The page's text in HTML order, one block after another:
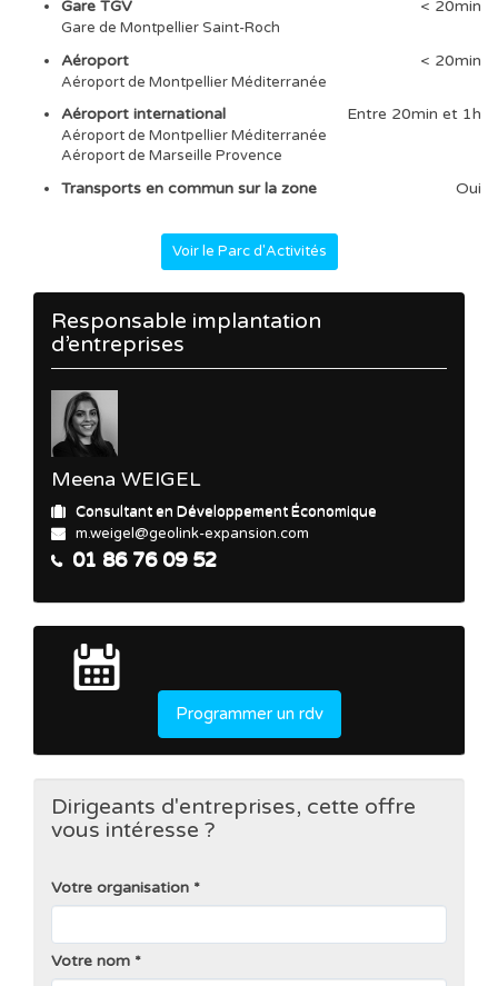
Gare TGV < 20min
Gare de Montpellier Saint-Roch
Aéroport < 20min
Aéroport de Montpellier Méditerranée
Aéroport international Entre 20min et 1h
Aéroport de Montpellier Méditerranée
Aéroport de Marseille Provence
Transports en commun sur la zone Oui
Voir le Parc d'Activités
Responsable implantation
d’entreprises
Meena WEIGEL
Consultant en Développement Économique
m.weigel@geolink-expansion.com
01 86 76 09 52
Programmer un rdv
Dirigeants d'entreprises, cette offre
vous intéresse ?
Votre organisation
Votre nom